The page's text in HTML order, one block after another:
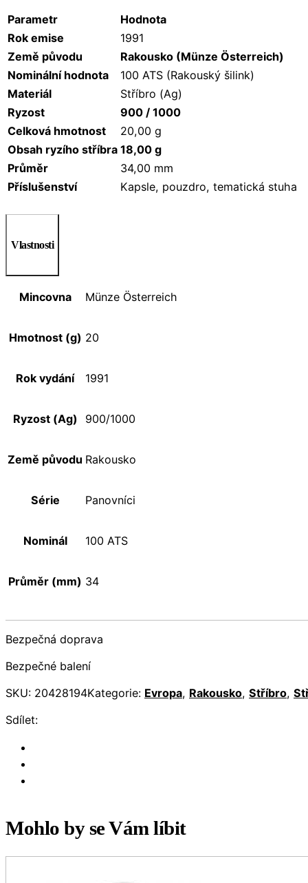
Parametr
Hodnota
Rok emise
1991
Země původu
Rakousko (Münze Österreich)
Nominální hodnota
100 ATS (Rakouský šilink)
Materiál
Stříbro (Ag)
Ryzost
900 / 1000
Celková hmotnost
20,00 g
Obsah ryzího stříbra 18,00 g
Průměr
34,00 mm
Příslušenství
Kapsle, pouzdro, tematická stuha
Vlastnosti
Mincovna Münze Österreich
Hmotnost (g) 20
Rok vydání 1991
Ryzost (Ag) 900/1000
Země původu Rakousko
Série Panovníci
Nominál 100 ATS
Průměr (mm) 34
Bezpečná doprava
Bezpečné balení
SKU: 20428194Kategorie: Evropa, Rakousko, Stříbro,
Sdílet:
Mohlo by se Vám líbit